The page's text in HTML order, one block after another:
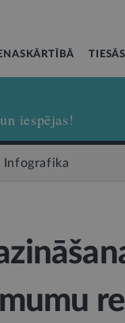
TIESĀS
iespējas!
Infografika